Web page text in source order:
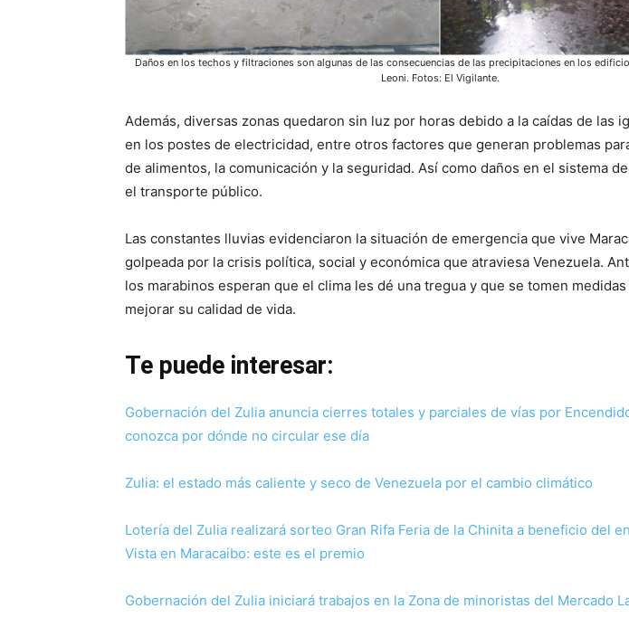
Daños en los techos y filtraciones son algunas de las consecuencias de las precipitaciones en los
Leoni. Fotos: El Vigilante.
Además, diversas zonas quedaron sin luz por horas debido a la caídas de las
en los postes de electricidad, entre otros factores que generan problemas
de alimentos, la comunicación y la seguridad. Así como daños en el sistema
el transporte público.
Las constantes lluvias evidenciaron la situación de emergencia que vive
golpeada por la crisis política, social y económica que atraviesa Venezuela.
los marabinos esperan que el clima les dé una tregua y que se tomen
mejorar su calidad de vida.
Te puede interesar:
Gobernación del Zulia anuncia cierres totales y parciales de vías por
conozca por dónde no circular ese día
Zulia: el estado más caliente y seco de Venezuela por el cambio climático
Lotería del Zulia realizará sorteo Gran Rifa Feria de la Chinita a beneficio del
Vista en Maracaibo: este es el premio
Gobernación del Zulia iniciará trabajos en la Zona de minoristas del Mercado